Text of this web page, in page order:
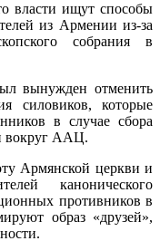
власти ищут способы
из Армении из-за
собрания в
вынужден отменить
силовиков, которые
в случае сбора
вокруг ААЦ.
Армянской церкви и
канонического
противников в
образ «друзей»,